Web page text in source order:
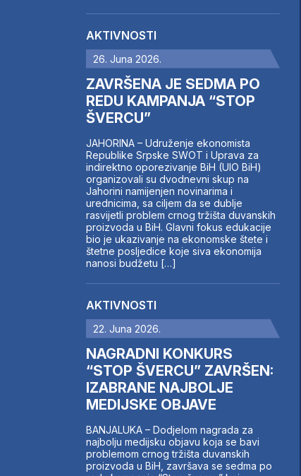
AKTIVNOSTI
26. Juna 2026.
ZAVRŠENA JE SEDMA PO
REDU KAMPANJA “STOP
ŠVERCU”
JAHORINA – Udruženje ekonomista
Republike Srpske SWOT i Uprava za
indirektno oporezivanje BiH (UIO BiH)
organizovali su dvodnevni skup na
Jahorini namijenjen novinarima i
urednicima, sa ciljem da se dublje
rasvijetli problem crnog tržišta duvanskih
proizvoda u BiH. Glavni fokus edukacije
bio je ukazivanje na ekonomske štete i
štetne posljedice koje siva ekonomija
nanosi budžetu […]
AKTIVNOSTI
22. Juna 2026.
NAGRADNI KONKURS
“STOP ŠVERCU” ZAVRŠEN:
IZABRANE NAJBOLJE
MEDIJSKE OBJAVE
BANJALUKA – Dodjelom nagrada za
najbolju medijsku objavu koja se bavi
problemom crnog tržišta duvanskih
proizvoda u BiH, završava se sedma po